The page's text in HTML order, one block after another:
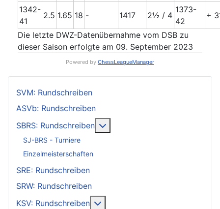
1342-
41
2.5 1.65 18 - 1417 2½ / 4
1373-
42
+
Die letzte DWZ-Datenübernahme vom DSB zu
dieser Saison erfolgte am 09. September 2023
Powered by ChessLeagueManager
SVM: Rundschreiben
ASVb: Rundschreiben
SBRS: Rundschreiben
SJ-BRS - Turniere
Einzelmeisterschaften
SRE: Rundschreiben
SRW: Rundschreiben
KSV: Rundschreiben